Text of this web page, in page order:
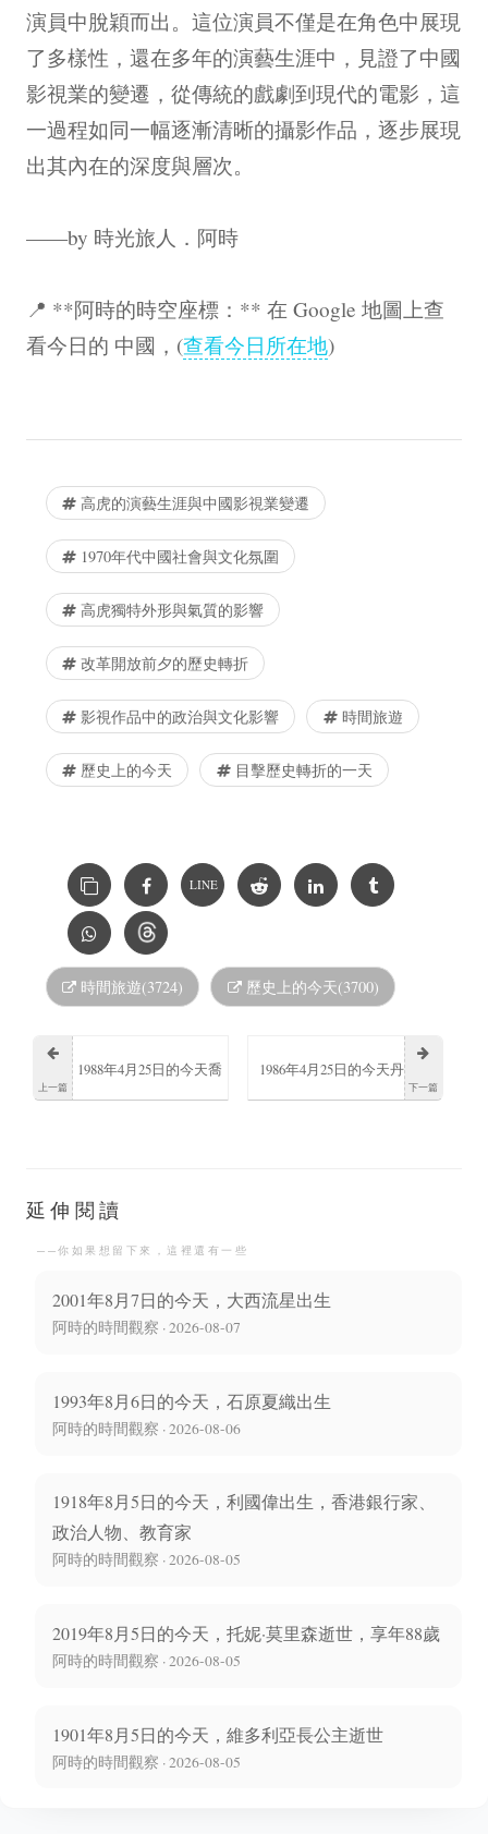
演員中脫穎而出。這位演員不僅是在角色中展現
了多樣性，還在多年的演藝生涯中，見證了中國
影視業的變遷，從傳統的戲劇到現代的電影，這
一過程如同一幅逐漸清晰的攝影作品，逐步展現
出其內在的深度與層次。
——by 時光旅人．阿時
📍 **阿時的時空座標：** 在 Google 地圖上查
看今日的 中國，(查看今日所在地)
高虎的演藝生涯與中國影視業變遷
1970年代中國社會與文化氛圍
高虎獨特外形與氣質的影響
改革開放前夕的歷史轉折
影視作品中的政治與文化影響 時間旅遊
歷史上的今天 目擊歷史轉折的一天
LINE
時間旅遊(3724) 歷史上的今天(3700)
上一篇
1988年4月25日的今天喬
生
下一篇
1986年4月25日的今天丹
延伸閱讀
──你如果想留下來，這裡還有一些
2001年8月7日的今天，大西流星出生
阿時的時間觀察 · 2026-08-07
1993年8月6日的今天，石原夏織出生
阿時的時間觀察 · 2026-08-06
1918年8月5日的今天，利國偉出生，香港銀行家、
政治人物、教育家
阿時的時間觀察 · 2026-08-05
2019年8月5日的今天，托妮·莫里森逝世，享年88歲
阿時的時間觀察 · 2026-08-05
1901年8月5日的今天，維多利亞長公主逝世
阿時的時間觀察 · 2026-08-05